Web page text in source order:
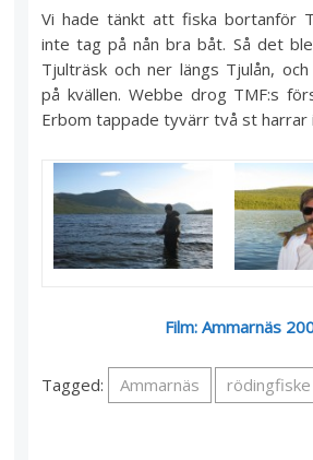
Vi hade tänkt att fiska bortanför
inte tag på nån bra båt. Så det
Tjulträsk och ner längs Tjulån,
på kvällen. Webbe drog TMF:s
Erbom tappade tyvärr två st harrar
Film: Ammarnäs
Tagged: Ammarnäs rödingfiske